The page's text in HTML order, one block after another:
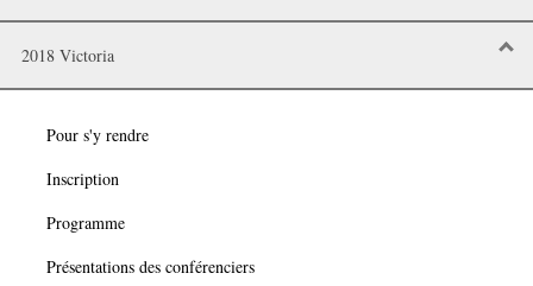
2018 Victoria
Pour s'y rendre
Inscription
Programme
Présentations des conférenciers